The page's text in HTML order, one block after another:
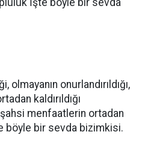
İşte böyle bir sevda
olmayanın onurlandırıldığı,
kaldırıldığı
şahsi menfaatlerin ortadan
böyle bir sevda bizimkisi.